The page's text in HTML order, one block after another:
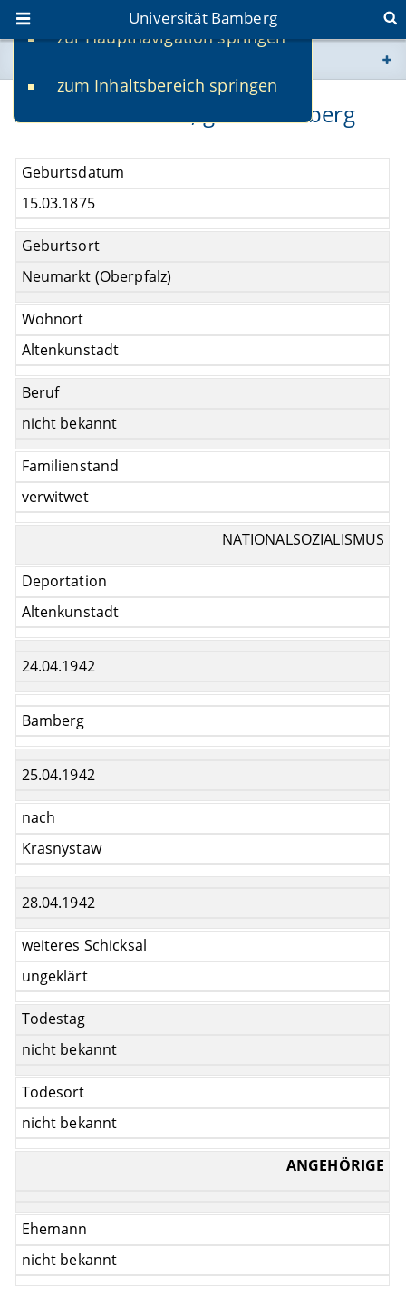
zur Hauptnavigation springen
zum Inhaltsbereich springen
Universität Bamberg
www.uni-bamberg.de
fis.uni-bamberg.de
Rosa Liebermann, geb. Rindsberg
Geburtsdatum
15.03.1875
Geburtsort
Neumarkt (Oberpfalz)
Wohnort
Altenkunstadt
Beruf
nicht bekannt
Familienstand
verwitwet
NATIONALSOZIALISMUS
Deportation
Altenkunstadt
24.04.1942
Bamberg
25.04.1942
nach
Krasnystaw
28.04.1942
weiteres Schicksal
ungeklärt
Todestag
nicht bekannt
Todesort
nicht bekannt
ANGEHÖRIGE
Ehemann
nicht bekannt